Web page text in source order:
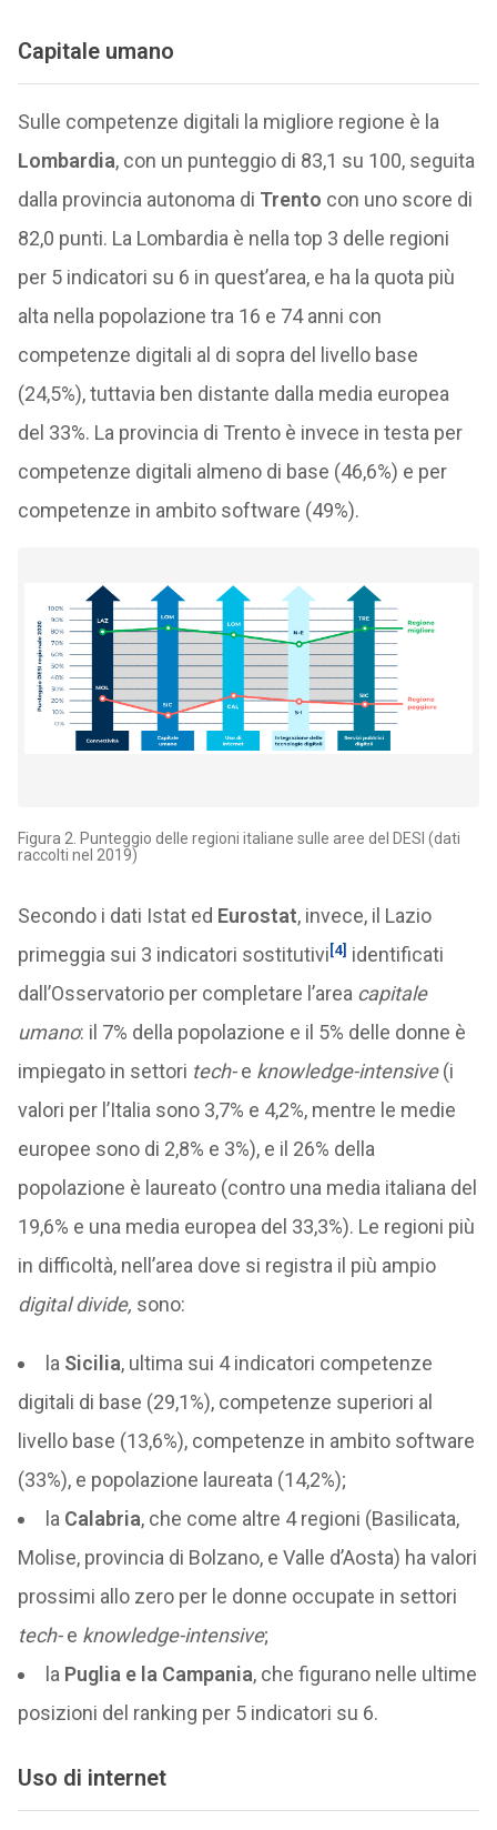
Capitale umano
Sulle competenze digitali la migliore regione è la
Lombardia, con un punteggio di 83,1 su 100, seguita
dalla provincia autonoma di Trento con uno score di
82,0 punti. La Lombardia è nella top 3 delle regioni
per 5 indicatori su 6 in quest’area, e ha la quota più
alta nella popolazione tra 16 e 74 anni con
competenze digitali al di sopra del livello base
(24,5%), tuttavia ben distante dalla media europea
del 33%. La provincia di Trento è invece in testa per
competenze digitali almeno di base (46,6%) e per
competenze in ambito software (49%).
Figura 2. Punteggio delle regioni italiane sulle aree del DESI (dati
raccolti nel 2019)
Secondo i dati Istat ed Eurostat, invece, il Lazio
primeggia sui 3 indicatori sostitutivi[4] identificati
dall’Osservatorio per completare l’area capitale
umano: il 7% della popolazione e il 5% delle donne è
impiegato in settori tech-e knowledge-intensive(i
valori per l’Italia sono 3,7% e 4,2%, mentre le medie
europee sono di 2,8% e 3%), e il 26% della
popolazione è laureato (contro una media italiana del
19,6% e una media europea del 33,3%). Le regioni più
in difficoltà, nell’area dove si registra il più ampio
digital divide, sono:
la Sicilia, ultima sui 4 indicatori competenze
digitali di base (29,1%), competenze superiori al
livello base (13,6%), competenze in ambito software
(33%), e popolazione laureata (14,2%);
la Calabria, che come altre 4 regioni (Basilicata,
Molise, provincia di Bolzano, e Valle d’Aosta) ha valori
prossimi allo zero per le donne occupate in settori
tech-e knowledge-intensive;
la Puglia e la Campania, che figurano nelle ultime
posizioni del ranking per 5 indicatori su 6.
Uso di internet